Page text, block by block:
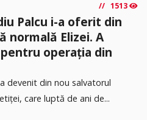
1513
Palcu i-a oferit din
normală Elizei. A
operația din
devenit din nou salvatorul
care luptă de ani de...